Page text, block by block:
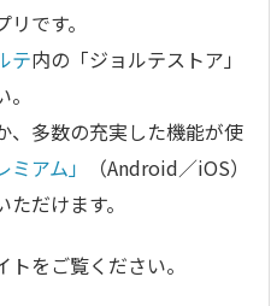
です。
テ内の「ジョルテストア」
、多数の充実した機能が使
ミアム」
（Android／iOS）
だけます。
トをご覧ください。